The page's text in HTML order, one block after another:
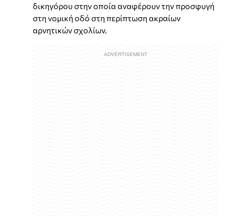
δικηγόρου στην οποία αναφέρουν την προσφυγή
στη νομική οδό στη περίπτωση ακραίων
αρνητικών σχολίων.